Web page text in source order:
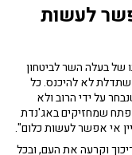
לעשות
של בעלה השר לביטחון
לא להיכנס. כל
על ידי הרוב ולא
שמחזיקים באג'נדת
אי אפשר לעשות כלום".
וקרעה את העם, ובכל